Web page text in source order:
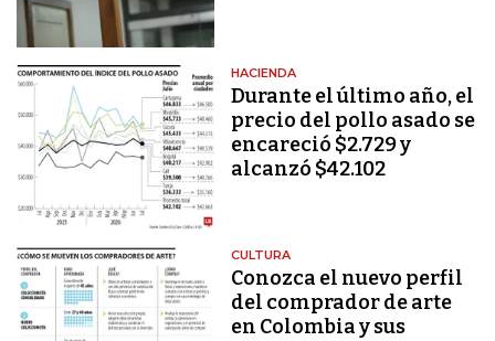
HACIENDA
Durante el último año, el
precio del pollo asado se
encareció $2.729 y
alcanzó $42.102
CULTURA
Conozca el nuevo perfil
del comprador de arte
en Colombia y sus